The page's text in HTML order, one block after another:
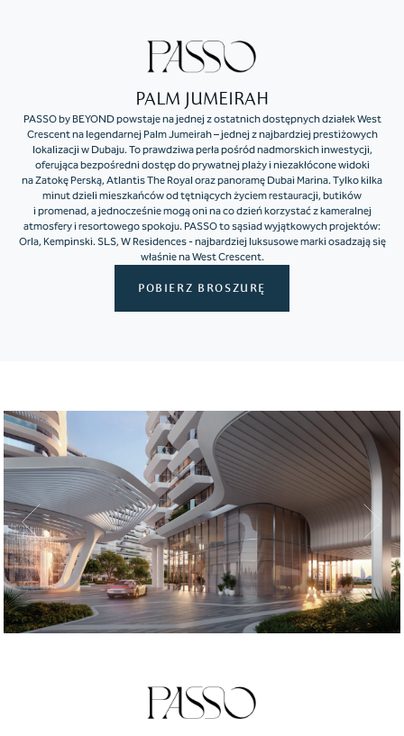
PALM JUMEIRAH
PASSO by BEYOND powstaje na jednej z ostatnich dostępnych działek West
Crescent na legendarnej Palm Jumeirah – jednej z najbardziej prestiżowych
lokalizacji w Dubaju. To prawdziwa perła pośród nadmorskich inwestycji,
oferująca bezpośredni dostęp do prywatnej plaży i niezakłócone widoki
na Zatokę Perską, Atlantis The Royal oraz panoramę Dubai Marina. Tylko kilka
minut dzieli mieszkańców od tętniących życiem restauracji, butików
i promenad, a jednocześnie mogą oni na co dzień korzystać z kameralnej
atmosfery i resortowego spokoju. PASSO to sąsiad wyjątkowych projektów:
Orla, Kempinski. SLS, W Residences - najbardziej luksusowe marki osadzają się
właśnie na West Crescent.
POBIERZ BROSZURĘ